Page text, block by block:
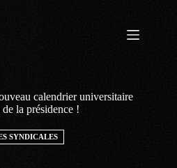
calendrier universitaire
la présidence !
SYNDICALES